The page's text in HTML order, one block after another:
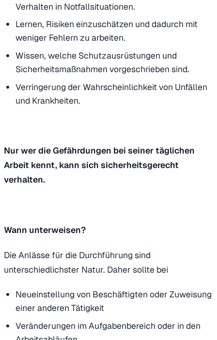
Verhalten in Notfallsituationen.
Lernen, Risiken einzuschätzen und dadurch mit
weniger Fehlern zu arbeiten.
Wissen, welche Schutzausrüstungen und
Sicherheitsmaßnahmen vorgeschrieben sind.
Verringerung der Wahrscheinlichkeit von Unfällen
und Krankheiten.
Nur wer die Gefährdungen bei seiner täglichen
Arbeit kennt, kann sich sicherheitsgerecht
verhalten.
Wann unterweisen?
Die Anlässe für die Durchführung sind
unterschiedlichster Natur. Daher sollte bei
Neueinstellung von Beschäftigten oder Zuweisung
einer anderen Tätigkeit
Veränderungen im Aufgabenbereich oder in den